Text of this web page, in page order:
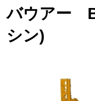
バウアー
シン)